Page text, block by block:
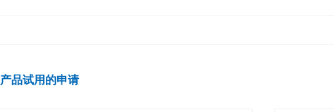
产品试用的申请